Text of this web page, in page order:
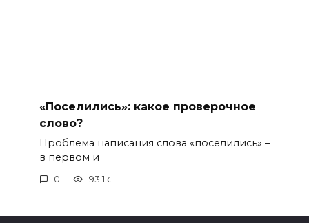
«Поселились»: какое проверочное
слово?
Проблема написания слова «поселились» –
в первом и
0 93.1к.